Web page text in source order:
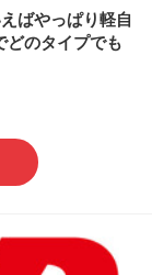
ばやっぱり軽自
どのタイプでも